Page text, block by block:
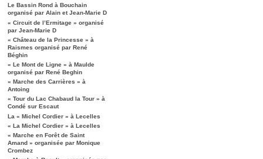
Le Bassin Rond à Bouchain
organisé par Alain et Jean-Marie D
« Circuit de l’Ermitage » organisé
par Jean-Marie D
« Château de la Princesse » à
Raismes organisé par René
Béghin
« Le Mont de Ligne » à Maulde
organisé par René Beghin
« Marche des Carrières » à
Antoing
« Tour du Lac Chabaud la Tour » à
Condé sur Escaut
La « Michel Cordier » à Lecelles
« La Michel Cordier » à Lecelles
« Marche en Forêt de Saint
Amand » organisée par Monique
Crombez